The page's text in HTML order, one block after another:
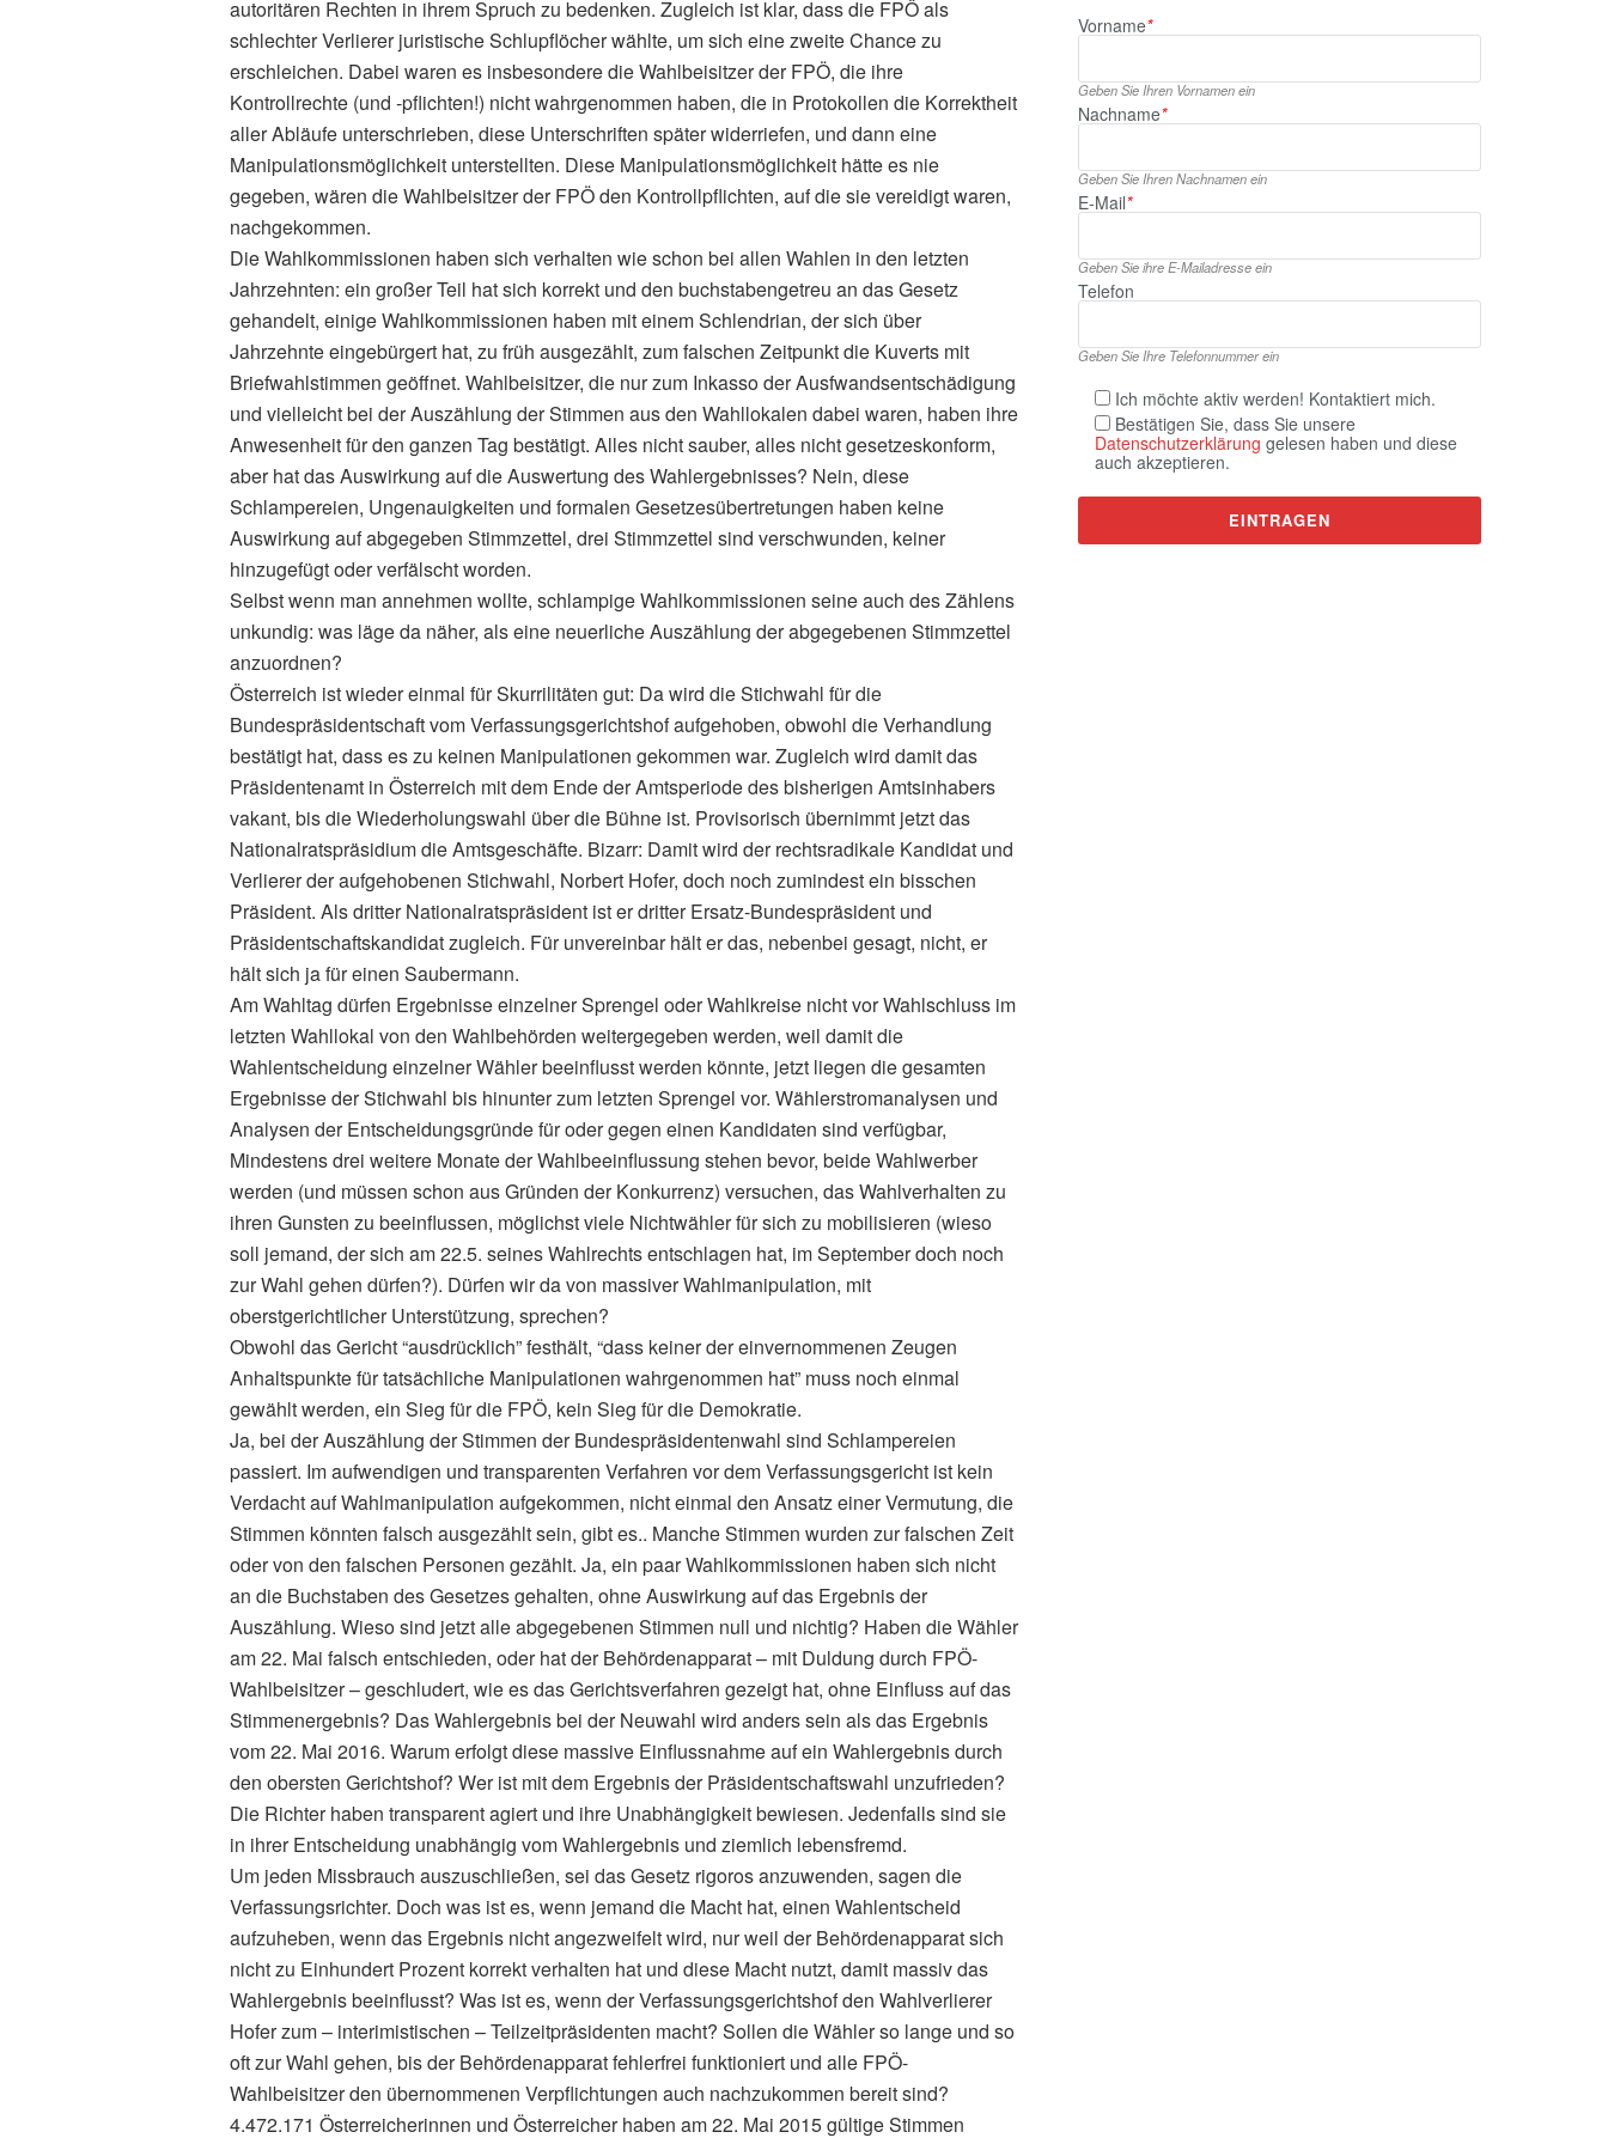
autoritären Rechten in ihrem Spruch zu bedenken. Zugleich ist klar, dass die FPÖ als
schlechter Verlierer juristische Schlupflöcher wählte, um sich eine zweite Chance zu
erschleichen. Dabei waren es insbesondere die Wahlbeisitzer der FPÖ, die ihre
Kontrollrechte (und ‑pflichten!) nicht wahrgenommen haben, die in Protokollen die Korrektheit
aller Abläufe unterschrieben, diese Unterschriften später widerriefen, und dann eine
Manipulationsmöglichkeit unterstellten. Diese Manipulationsmöglichkeit hätte es nie
gegeben, wären die Wahlbeisitzer der FPÖ den Kontrollpflichten, auf die sie vereidigt waren,
nachgekommen.
Die Wahlkommissionen haben sich verhalten wie schon bei allen Wahlen in den letzten
Jahrzehnten: ein großer Teil hat sich korrekt und den buchstabengetreu an das Gesetz
gehandelt, einige Wahlkommissionen haben mit einem Schlendrian, der sich über
Jahrzehnte eingebürgert hat, zu früh ausgezählt, zum falschen Zeitpunkt die Kuverts mit
Briefwahlstimmen geöffnet. Wahlbeisitzer, die nur zum Inkasso der Ausfwandsentschädigung
und vielleicht bei der Auszählung der Stimmen aus den Wahllokalen dabei waren, haben ihre
Anwesenheit für den ganzen Tag bestätigt. Alles nicht sauber, alles nicht gesetzeskonform,
aber hat das Auswirkung auf die Auswertung des Wahlergebnisses? Nein, diese
Schlampereien, Ungenauigkeiten und formalen Gesetzesübertretungen haben keine
Auswirkung auf abgegeben Stimmzettel, drei Stimmzettel sind verschwunden, keiner
hinzugefügt oder verfälscht worden.
Selbst wenn man annehmen wollte, schlampige Wahlkommissionen seine auch des Zählens
unkundig: was läge da näher, als eine neuerliche Auszählung der abgegebenen Stimmzettel
anzuordnen?
Österreich ist wieder einmal für Skurrilitäten gut: Da wird die Stichwahl für die
Bundespräsidentschaft vom Verfassungsgerichtshof aufgehoben, obwohl die Verhandlung
bestätigt hat, dass es zu keinen Manipulationen gekommen war. Zugleich wird damit das
Präsidentenamt in Österreich mit dem Ende der Amtsperiode des bisherigen Amtsinhabers
vakant, bis die Wiederholungswahl über die Bühne ist. Provisorisch übernimmt jetzt das
Nationalratspräsidium die Amtsgeschäfte. Bizarr: Damit wird der rechtsradikale Kandidat und
Verlierer der aufgehobenen Stichwahl, Norbert Hofer, doch noch zumindest ein bisschen
Präsident. Als dritter Nationalratspräsident ist er dritter Ersatz-Bundespräsident und
Präsidentschaftskandidat zugleich. Für unvereinbar hält er das, nebenbei gesagt, nicht, er
hält sich ja für einen Saubermann.
Am Wahltag dürfen Ergebnisse einzelner Sprengel oder Wahlkreise nicht vor Wahlschluss im
letzten Wahllokal von den Wahlbehörden weitergegeben werden, weil damit die
Wahlentscheidung einzelner Wähler beeinflusst werden könnte, jetzt liegen die gesamten
Ergebnisse der Stichwahl bis hinunter zum letzten Sprengel vor. Wählerstromanalysen und
Analysen der Entscheidungsgründe für oder gegen einen Kandidaten sind verfügbar,
Mindestens drei weitere Monate der Wahlbeeinflussung stehen bevor, beide Wahlwerber
werden (und müssen schon aus Gründen der Konkurrenz) versuchen, das Wahlverhalten zu
ihren Gunsten zu beeinflussen, möglichst viele Nichtwähler für sich zu mobilisieren (wieso
soll jemand, der sich am 22.5. seines Wahlrechts entschlagen hat, im September doch noch
zur Wahl gehen dürfen?). Dürfen wir da von massiver Wahlmanipulation, mit
oberstgerichtlicher Unterstützung, sprechen?
Obwohl das Gericht “ausdrücklich” festhält, “dass keiner der einvernommenen Zeugen
Anhaltspunkte für tatsächliche Manipulationen wahrgenommen hat” muss noch einmal
gewählt werden, ein Sieg für die FPÖ, kein Sieg für die Demokratie.
Ja, bei der Auszählung der Stimmen der Bundespräsidentenwahl sind Schlampereien
passiert. Im aufwendigen und transparenten Verfahren vor dem Verfassungsgericht ist kein
Verdacht auf Wahlmanipulation aufgekommen, nicht einmal den Ansatz einer Vermutung, die
Stimmen könnten falsch ausgezählt sein, gibt es.. Manche Stimmen wurden zur falschen Zeit
oder von den falschen Personen gezählt. Ja, ein paar Wahlkommissionen haben sich nicht
an die Buchstaben des Gesetzes gehalten, ohne Auswirkung auf das Ergebnis der
Auszählung. Wieso sind jetzt alle abgegebenen Stimmen null und nichtig? Haben die Wähler
am 22. Mai falsch entschieden, oder hat der Behördenapparat – mit Duldung durch FPÖ-
Wahlbeisitzer – geschludert, wie es das Gerichtsverfahren gezeigt hat, ohne Einfluss auf das
Stimmenergebnis? Das Wahlergebnis bei der Neuwahl wird anders sein als das Ergebnis
vom 22. Mai 2016. Warum erfolgt diese massive Einflussnahme auf ein Wahlergebnis durch
den obersten Gerichtshof? Wer ist mit dem Ergebnis der Präsidentschaftswahl unzufrieden?
Die Richter haben transparent agiert und ihre Unabhängigkeit bewiesen. Jedenfalls sind sie
in ihrer Entscheidung unabhängig vom Wahlergebnis und ziemlich lebensfremd.
Um jeden Missbrauch auszuschließen, sei das Gesetz rigoros anzuwenden, sagen die
Verfassungsrichter. Doch was ist es, wenn jemand die Macht hat, einen Wahlentscheid
aufzuheben, wenn das Ergebnis nicht angezweifelt wird, nur weil der Behördenapparat sich
nicht zu Einhundert Prozent korrekt verhalten hat und diese Macht nutzt, damit massiv das
Wahlergebnis beeinflusst? Was ist es, wenn der Verfassungsgerichtshof den Wahlverlierer
Hofer zum – interimistischen – Teilzeitpräsidenten macht? Sollen die Wähler so lange und so
oft zur Wahl gehen, bis der Behördenapparat fehlerfrei funktioniert und alle FPÖ-
Wahlbeisitzer den übernommenen Verpflichtungen auch nachzukommen bereit sind?
4.472.171 Österreicherinnen und Österreicher haben am 22. Mai 2015 gültige Stimmen
Vorname*
Geben Sie Ihren Vornamen ein
Nachname*
Geben Sie Ihren Nachnamen ein
E‑Mail*
Geben Sie ihre E‑Mailadresse ein
Telefon
Geben Sie Ihre Telefonnummer ein
Ich möchte aktiv werden! Kontaktiert mich.
Bestätigen Sie, dass Sie unsere
Datenschutzerklärung gelesen haben und diese
auch akzeptieren.